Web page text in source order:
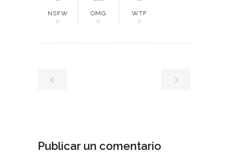
NSFW
0
OMG
0
WTF
0
Publicar un comentario